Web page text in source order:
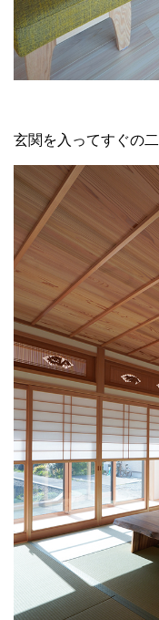
玄関を入ってすぐの